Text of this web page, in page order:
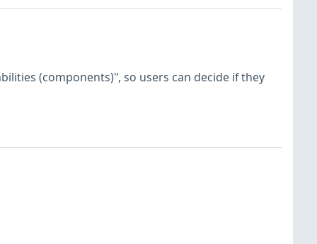
(components)", so users can decide if they